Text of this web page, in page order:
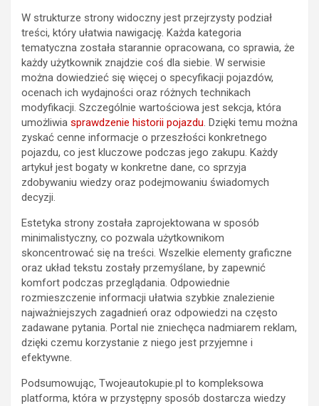
W strukturze strony widoczny jest przejrzysty podział
treści, który ułatwia nawigację. Każda kategoria
tematyczna została starannie opracowana, co sprawia, że
każdy użytkownik znajdzie coś dla siebie. W serwisie
można dowiedzieć się więcej o specyfikacji pojazdów,
ocenach ich wydajności oraz różnych technikach
modyfikacji. Szczególnie wartościowa jest sekcja, która
umożliwia sprawdzenie historii pojazdu. Dzięki temu można
zyskać cenne informacje o przeszłości konkretnego
pojazdu, co jest kluczowe podczas jego zakupu. Każdy
artykuł jest bogaty w konkretne dane, co sprzyja
zdobywaniu wiedzy oraz podejmowaniu świadomych
decyzji.
Estetyka strony została zaprojektowana w sposób
minimalistyczny, co pozwala użytkownikom
skoncentrować się na treści. Wszelkie elementy graficzne
oraz układ tekstu zostały przemyślane, by zapewnić
komfort podczas przeglądania. Odpowiednie
rozmieszczenie informacji ułatwia szybkie znalezienie
najważniejszych zagadnień oraz odpowiedzi na często
zadawane pytania. Portal nie zniechęca nadmiarem reklam,
dzięki czemu korzystanie z niego jest przyjemne i
efektywne.
Podsumowując, Twojeautokupie.pl to kompleksowa
platforma, która w przystępny sposób dostarcza wiedzy